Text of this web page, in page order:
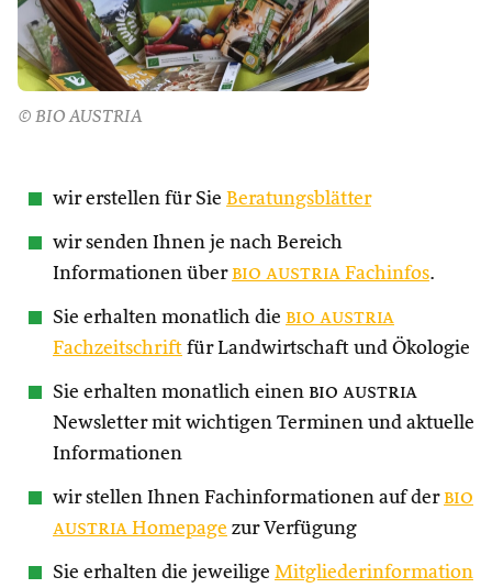
© BIO AUSTRIA
wir erstellen für Sie Beratungsblätter
wir senden Ihnen je nach Bereich
Informationen über bio austria Fachinfos.
Sie erhalten monatlich die bio austria
Fachzeitschrift für Landwirtschaft und Ökologie
Sie erhalten monatlich einen bio austria
Newsletter mit wichtigen Terminen und aktuelle
Informationen
wir stellen Ihnen Fachinformationen auf der bio
austria Homepage zur Verfügung
Sie erhalten die jeweilige Mitgliederinformation